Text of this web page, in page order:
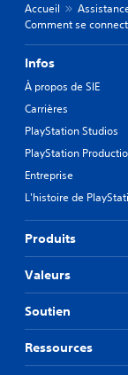
Accueil
Comment se
Infos
À propos de SIE
Carrières
PlayStation Studios
PlayStation
Entreprise
L'histoire de
Produits
Valeurs
Soutien
Ressources